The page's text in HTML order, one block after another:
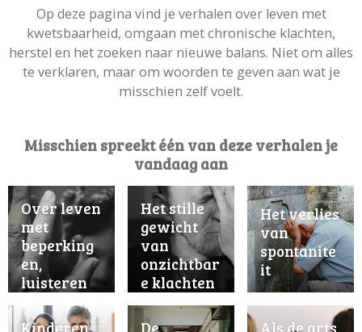
Op deze pagina vind je verhalen over leven met
kwetsbaarheid, omgaan met chronische klachten,
herstel en het zoeken naar nieuwe balans. Niet om alles
te verklaren, maar om woorden te geven aan wat je
misschien zelf voelt.
Misschien spreekt één van deze verhalen je
vandaag aan
Over leven
met
beperking
en,
luisteren
naar wat
het
Het stille
gewicht
van
onzichtbar
e klachten
Het verlies
van
spontanite
it
Kinderen
De
Als de arts